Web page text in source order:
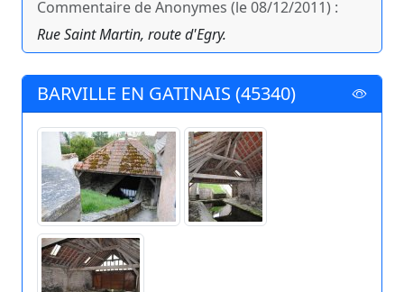
Commentaire de Anonymes (le 08/12/2011) :
Rue Saint Martin, route d'Egry.
BARVILLE EN GATINAIS (45340)